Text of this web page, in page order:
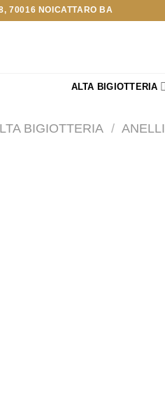
70016 NOICATTARO BA
ALTA BIGIOTTERIA
BIGIOTTERIA / ANELLI